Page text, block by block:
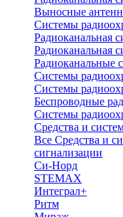
Выносные
Системы
Радиоканальная
Радиоканальные
Системы
Системы
Беспроводные
Системы
Средства и
Все Средства и
сигнализации
Си-Норд
STEMAX
Интеграл+
Ритм